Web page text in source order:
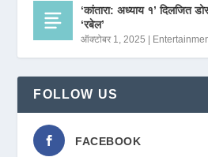
‘कांतारा: अध्याय १’ दिलजित
‘रबेल’
ऑक्टोबर 1, 2025 |
FOLLOW US
FACEBOOK